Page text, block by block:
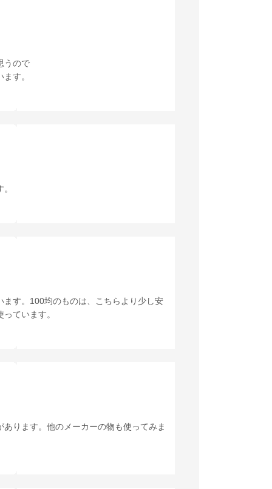
うので
す。
す。100均のものは、こちらより少し安
ています。
ります。他のメーカーの物も使ってみま